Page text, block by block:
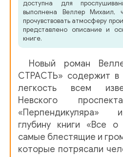
07
10
11
12
14
доступна для
выполнена Веллер Михаил,
прочувствовать атмосферу
представлено описание и
книге.
Новый роман
СТРАСТЬ» содержит в
легкость всем
Невского
«Перпендикуляра»
глубину книги «Все
самые блестящие и
которые потрясали